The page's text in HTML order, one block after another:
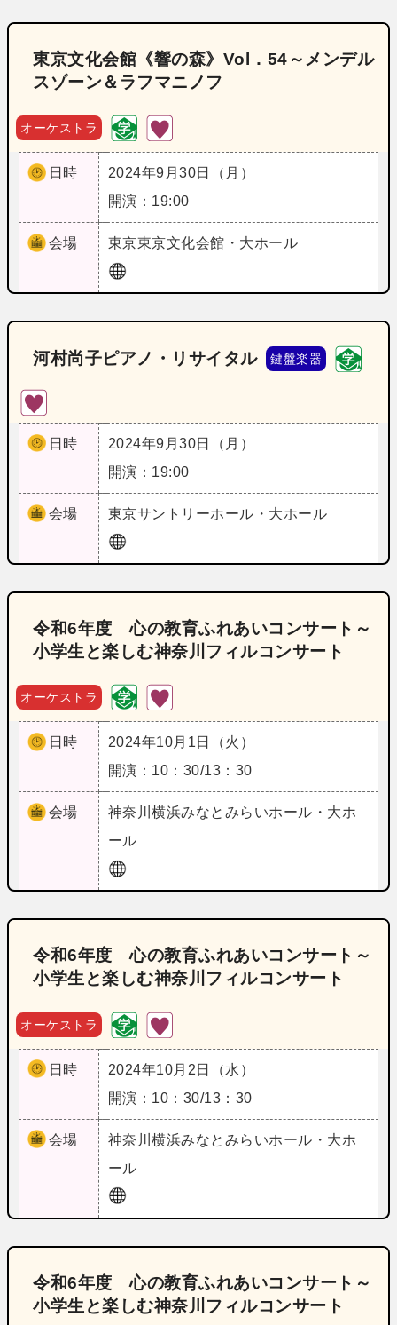
東京文化会館《響の森》Vol．54～メンデル
スゾーン＆ラフマニノフ
オーケストラ
日時
2024年9月30日（月）
開演：19:00
会場 東京東京文化会館・大ホール
河村尚子ピアノ・リサイタル 鍵盤楽器
日時
2024年9月30日（月）
開演：19:00
会場 東京サントリーホール・大ホール
令和6年度 心の教育ふれあいコンサート～
小学生と楽しむ神奈川フィルコンサート
オーケストラ
日時
2024年10月1日（火）
開演：10：30/13：30
会場 神奈川横浜みなとみらいホール・大ホ
ール
令和6年度 心の教育ふれあいコンサート～
小学生と楽しむ神奈川フィルコンサート
オーケストラ
日時
2024年10月2日（水）
開演：10：30/13：30
会場 神奈川横浜みなとみらいホール・大ホ
ール
令和6年度 心の教育ふれあいコンサート～
小学生と楽しむ神奈川フィルコンサート